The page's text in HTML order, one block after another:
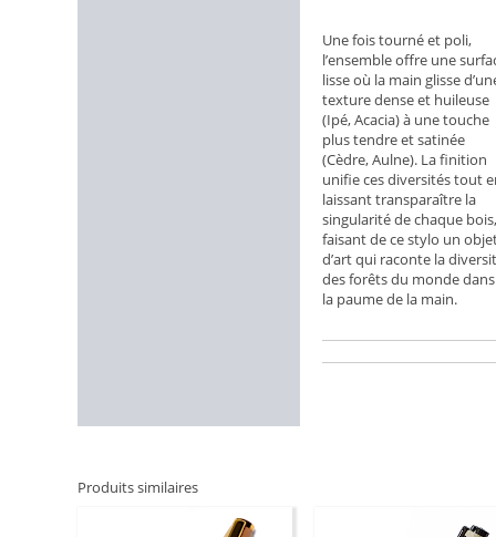
Une fois tourné et poli,
l’ensemble offre une
lisse où la main glisse
texture dense et huileuse
(Ipé, Acacia) à une touche
plus tendre et satinée
(Cèdre, Aulne). La finition
unifie ces diversités tout
laissant transparaître la
singularité de chaque bois,
faisant de ce stylo un
d’art qui raconte la
des forêts du monde dans
la paume de la main.
Produits similaires